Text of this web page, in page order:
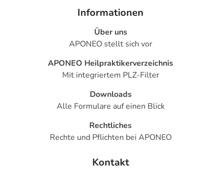
Informationen
Über uns
APONEO stellt sich vor
APONEO Heilpraktikerverzeichnis
Mit integriertem PLZ-Filter
Downloads
Alle Formulare auf einen Blick
Rechtliches
Rechte und Pflichten bei APONEO
Kontakt